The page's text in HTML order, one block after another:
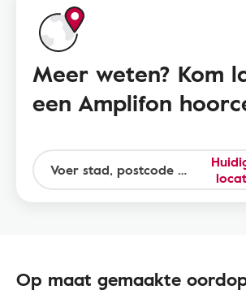
Meer weten? Kom
een Amplifon
Op maat gemaakte